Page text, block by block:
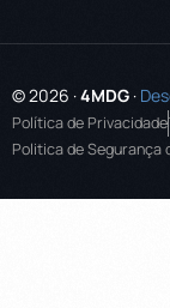
© 2026 ·4MDG ·
Política de Privacidade
Politica de Segurança